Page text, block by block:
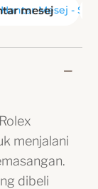
mesej
menjalani
dibeli